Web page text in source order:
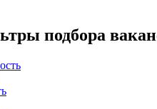
подбора